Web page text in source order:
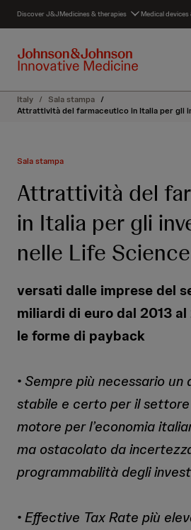
c
Discover J&JMedicines & therapies Medical
Italy / Sala stampa /
Attrattività del farmaceutico in Italia per gli
Sala stampa
Attrattività del
in Italia per gli
nelle Life
versati dalle imprese del
miliardi di euro dal 2013
le forme di payback
• Sempre più necessario
stabile e certo per il
motore per l’economia
ma ostacolato da
programmabilità degli
• Effective Tax Rate più